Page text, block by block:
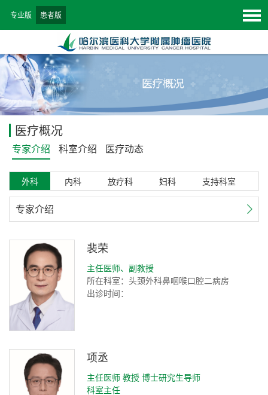
专业版 患者版
医疗概况
专家介绍 科室介绍 医疗动态
外科 内科 放疗科 妇科 支持科室
专家介绍
裴荣
主任医师、副教授
所在科室：头颈外科鼻咽喉口腔二病房
出诊时间：
项丞
主任医师 教授 博士研究生导师
科室主任